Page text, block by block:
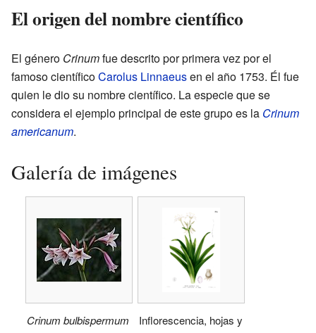
El origen del nombre científico
El género Crinumfue descrito por primera vez por el
famoso científicoCarolus Linnaeusen el año 1753. Él fue
quien le dio su nombre científico. La especie que se
considera el ejemplo principal de este grupo es la Crinum
americanum.
Galería de imágenes
Crinum bulbispermum
Inflorescencia, hojas y